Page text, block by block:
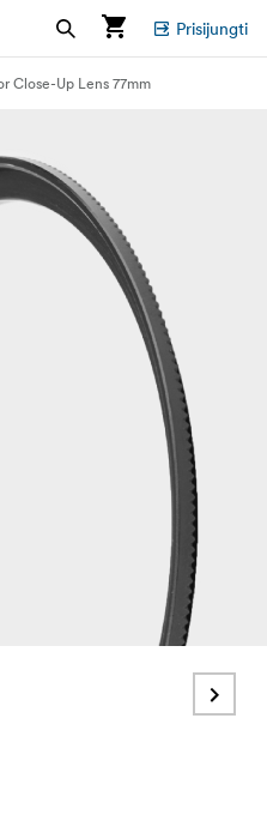
Prisijungti
Close-Up Lens 77mm